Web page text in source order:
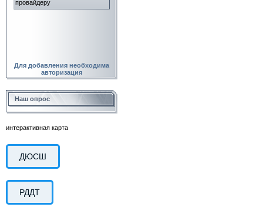
Для добавления необходима
авторизация
Наш опрос
интерактивная карта
ДЮСШ
РДДТ